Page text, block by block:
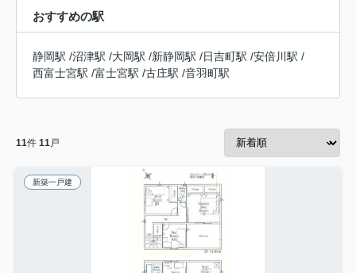
おすすめの駅
静岡駅 /沼津駅 /大岡駅 /新静岡駅 /日吉町駅 /安倍川駅 /
西富士宮駅 /富士宮駅 /古庄駅 /音羽町駅
11件 11戸
新築一戸建